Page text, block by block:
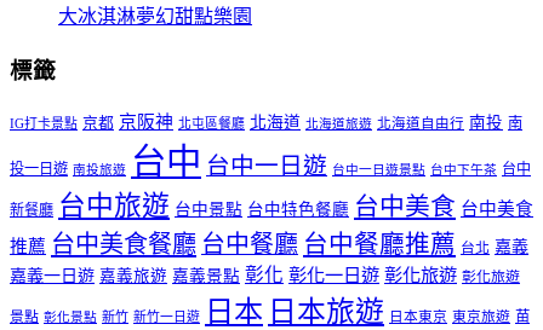
大冰淇淋夢幻甜點樂園
標籤
IG打卡景點 京都 京阪神 北屯區餐廳 北海道 北海道旅遊 北海道自由行 南投 南
投一日遊 南投旅遊 台中 台中一日遊 台中一日遊景點 台中下午茶 台中
新餐廳 台中旅遊 台中景點 台中特色餐廳 台中美食 台中美食
推薦 台中美食餐廳 台中餐廳 台中餐廳推薦 台北 嘉義
嘉義一日遊 嘉義旅遊 嘉義景點 彰化 彰化一日遊 彰化旅遊 彰化旅遊
景點 彰化景點 新竹 新竹一日遊 日本 日本旅遊 日本東京 東京旅遊 苗